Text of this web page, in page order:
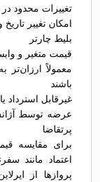
تغییرات محدود
امکان تغییر
بلیط چارتر
قیمت متغیر و
معمولاً ارزان‌تر
باشند
غیرقابل استرداد
عرضه توسط
پرتقاضا
برای مقایسه
اعتماد مانند
پروازها از